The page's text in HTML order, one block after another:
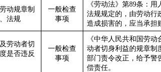
动规章制
法规
一般检查
事项
《劳动法》第89条：用
法规规定的，由劳动行
造成损害的，应当承担
劳动者切
是否违反
一般检查
事项
《中华人民共和国劳动
动者切身利益的规章制
部门责令改正，给予警
偿责任。